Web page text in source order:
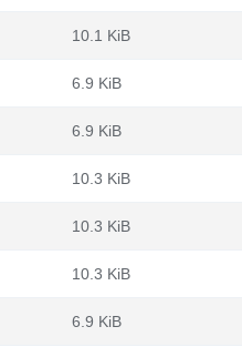
10.1 KiB
6.9 KiB
6.9 KiB
10.3 KiB
10.3 KiB
10.3 KiB
6.9 KiB